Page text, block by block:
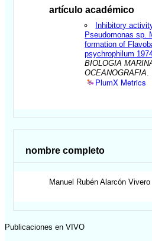
artículo académico
Inhibitory
Pseudomonas sp.
formation of
psychrophilum
BIOLOGIA
OCEANOGRAFIA
PlumX Metrics
nombre completo
Manuel Rubén Alarcón Vivero
Publicaciones en VIVO